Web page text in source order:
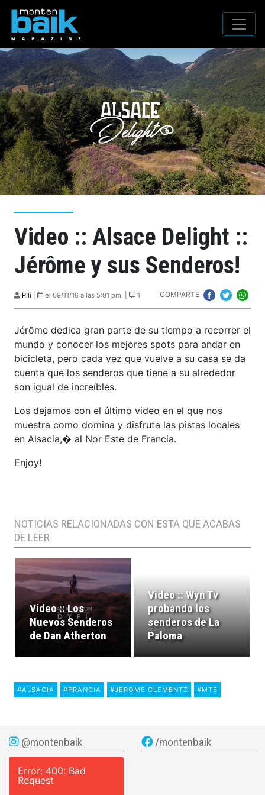
Video :: Alsace Delight ::
Jérôme y sus Senderos!
Pili el 09/11/16 a las 5:01 pm. | 1 COMPARTE
Jérôme dedica gran parte de su tiempo a recorrer el
mundo y conocer los mejores spots para andar en
bicicleta, pero cada vez que vuelve a su casa se da
cuenta que los senderos que tiene a su alrededor
son igual de increíbles.
Los dejamos con el último video en el que nos
muestra como domina y disfruta las pistas locales
en Alsacia,� al Nor Este de Francia.
Enjoy!
NOTICIAS RELACIONADAS CON ESTA QUE ACABAS
DE LEER
Video :: Los
Nuevos Senderos
de Dan Atherton
Video :: Wyn Tv
probando los
senderos de La
Paloma
#ALSACIA #FRANCIA #JEROME CLEMENTZ #MTB
@montenbaik
Error: 400: Bad
Request
/montenbaik